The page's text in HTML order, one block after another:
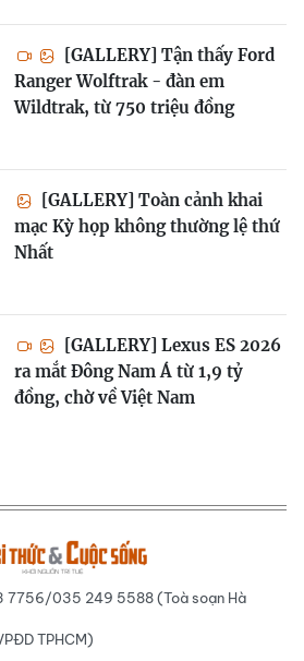
[GALLERY] Tận thấy Ford
Ranger Wolftrak - đàn em
Wildtrak, từ 750 triệu đồng
[GALLERY] Toàn cảnh khai
mạc Kỳ họp không thường lệ thứ
Nhất
[GALLERY] Lexus ES 2026
ra mắt Đông Nam Á từ 1,9 tỷ
đồng, chờ về Việt Nam
7756/035 249 5588 (Toà soạn Hà
TPHCM)